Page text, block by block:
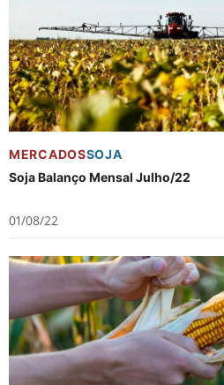
MERCADOSSOJA
Soja Balanço Mensal Julho/22
01/08/22